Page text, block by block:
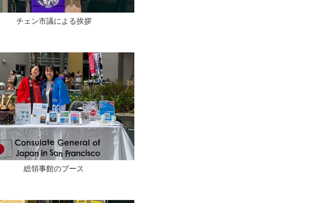
チェン市議による挨拶
総領事館のブース